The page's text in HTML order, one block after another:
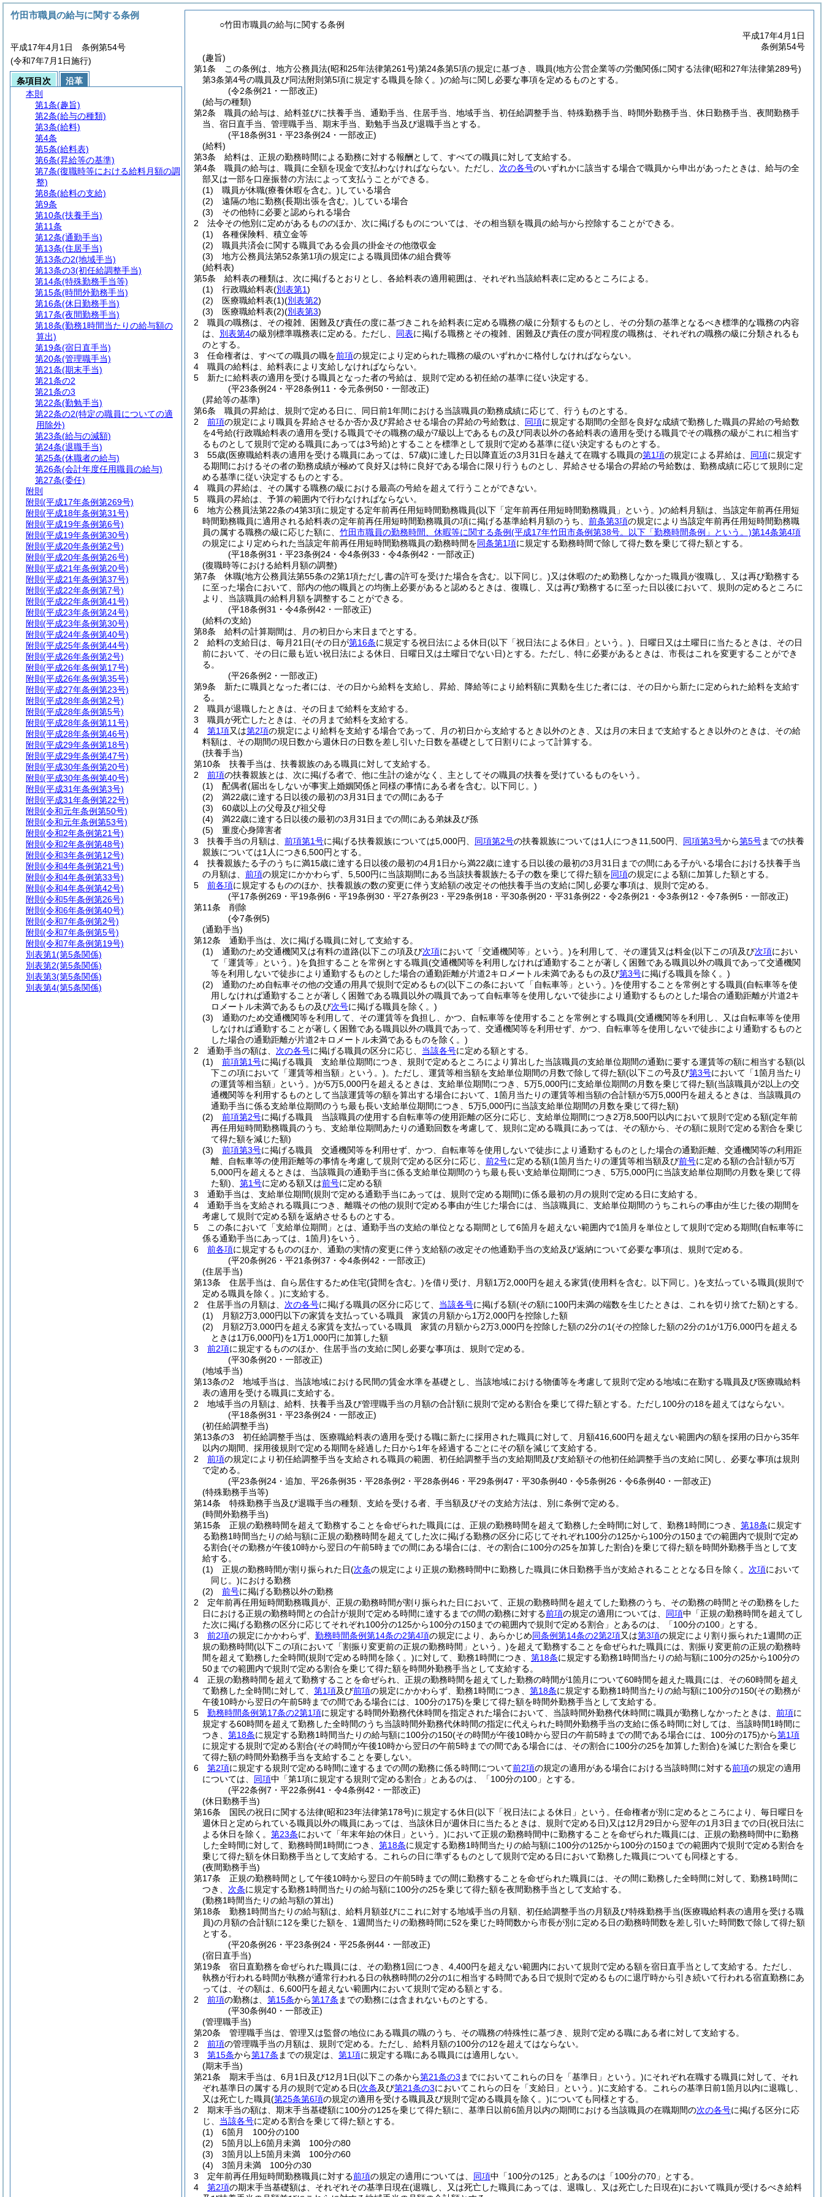
○竹田市職員の給与に関する条例
平成17年4月1日
条例第54号
(趣旨)
第1条
この条例は、地方公務員法(昭和25年法律第261号)第24条第5項の規定に基づき、職員(地方公営企業等の労働関係に関する法律(昭和27年法律第289号)
第3条第4号の職員及び同法附則第5項に規定する職員を除く。)の給与に関し必要な事項を定めるものとする。
(令2条例21・一部改正)
(給与の種類)
第2条
職員の給与は、給料並びに扶養手当、通勤手当、住居手当、地域手当、初任給調整手当、特殊勤務手当、時間外勤務手当、休日勤務手当、夜間勤務手
当、宿日直手当、管理職手当、期末手当、勤勉手当及び退職手当とする。
(平18条例31・平23条例24・一部改正)
(給料)
第3条
給料は、正規の勤務時間による勤務に対する報酬として、すべての職員に対して支給する。
第4条
職員の給与は、職員に全額を現金で支払わなければならない。 ただし、 次の各号のいずれかに該当する場合で職員から申出があったときは、給与の全
部又は一部を口座振替の方法によって支払うことができる。
(1)
職員が休職(療養休暇を含む。) している場合
(2)
遠隔の地に勤務(長期出張を含む。) している場合
(3)
その他特に必要と認められる場合
2
法令その他別に定めがあるもののほか、次に掲げるものについては、その相当額を職員の給与から控除することができる。
(1)
各種保険料、積立金等
(2)
職員共済会に関する職員である会員の掛金その他徴収金
(3)
地方公務員法第52条第1項の規定による職員団体の組合費等
(給料表)
第5条
給料表の種類は、次に掲げるとおりとし、各給料表の適用範囲は、それぞれ当該給料表に定めるところによる。
(1)
行政職給料表(別表第1)
(2)
医療職給料表(1)(別表第2)
(3)
医療職給料表(2)(別表第3)
2
職員の職務は、その複雑、困難及び責任の度に基づきこれを給料表に定める職務の級に分類するものとし、その分類の基準となるべき標準的な職務の内容
は、 別表第4の級別標準職務表に定める。 ただし、 同表に掲げる職務とその複雑、困難及び責任の度が同程度の職務は、それぞれの職務の級に分類されるも
のとする。
3
任命権者は、すべての職員の職を前項の規定により定められた職務の級のいずれかに格付しなければならない。
4
職員の給料は、給料表により支給しなければならない。
5
新たに給料表の適用を受ける職員となった者の号給は、規則で定める初任給の基準に従い決定する。
(平23条例24・平28条例11・令元条例50・一部改正)
(昇給等の基準)
第6条
職員の昇給は、規則で定める日に、同日前1年間における当該職員の勤務成績に応じて、行うものとする。
2
前項の規定により職員を昇給させるか否か及び昇給させる場合の昇給の号給数は、 同項に規定する期間の全部を良好な成績で勤務した職員の昇給の号給数
を4号給(行政職給料表の適用を受ける職員でその職務の級が7級以上であるもの及び同表以外の各給料表の適用を受ける職員でその職務の級がこれに相当す
るものとして規則で定める職員にあっては3号給)とすることを標準として規則で定める基準に従い決定するものとする。
3
55歳(医療職給料表の適用を受ける職員にあっては、57歳)に達した日以降直近の3月31日を越えて在職する職員の第1項の規定による昇給は、 同項に規定す
る期間におけるその者の勤務成績が極めて良好又は特に良好である場合に限り行うものとし、昇給させる場合の昇給の号給数は、勤務成績に応じて規則に定
める基準に従い決定するものとする。
4
職員の昇給は、その属する職務の級における最高の号給を超えて行うことができない。
5
職員の昇給は、予算の範囲内で行わなければならない。
6
地方公務員法第22条の4第3項に規定する定年前再任用短時間勤務職員(以下「定年前再任用短時間勤務職員」という。)の給料月額は、当該定年前再任用短
時間勤務職員に適用される給料表の定年前再任用短時間勤務職員の項に掲げる基準給料月額のうち、 前条第3項の規定により当該定年前再任用短時間勤務職
員の属する職務の級に応じた額に、 竹田市職員の勤務時間、休暇等に関する条例(平成17年竹田市条例第38号。以下「勤務時間条例」という。)第14条第4項
の規定により定められた当該定年前再任用短時間勤務職員の勤務時間を同条第1項に規定する勤務時間で除して得た数を乗じて得た額とする。
(平18条例31・平23条例24・令4条例33・令4条例42・一部改正)
(復職時等における給料月額の調整)
第7条
休職(地方公務員法第55条の2第1項ただし書の許可を受けた場合を含む。以下同じ。)又は休暇のため勤務しなかった職員が復職し、又は再び勤務する
に至った場合において、部内の他の職員との均衡上必要があると認めるときは、復職し、又は再び勤務するに至った日以後において、規則の定めるところに
より、当該職員の給料月額を調整することができる。
(平18条例31・令4条例42・一部改正)
(給料の支給)
第8条
給料の計算期間は、月の初日から末日までとする。
2
給料の支給日は、毎月21日(その日が第16条に規定する祝日法による休日(以下「祝日法による休日」という。) 、日曜日又は土曜日に当たるときは、その日
前において、その日に最も近い祝日法による休日、日曜日又は土曜日でない日)とする。 ただし、特に必要があるときは、市長はこれを変更することができ
る。
(平26条例2・一部改正)
第9条
新たに職員となった者には、その日から給料を支給し、昇給、降給等により給料額に異動を生じた者には、その日から新たに定められた給料を支給す
る。
2
職員が退職したときは、その日まで給料を支給する。
3
職員が死亡したときは、その月まで給料を支給する。
4
第1項又は第2項の規定により給料を支給する場合であって、月の初日から支給するとき以外のとき、又は月の末日まで支給するとき以外のときは、その給
料額は、その期間の現日数から週休日の日数を差し引いた日数を基礎として日割りによって計算する。
(扶養手当)
第10条
扶養手当は、扶養親族のある職員に対して支給する。
2
前項の扶養親族とは、次に掲げる者で、他に生計の途がなく、主としてその職員の扶養を受けているものをいう。
(1)
配偶者(届出をしないが事実上婚姻関係と同様の事情にある者を含む。以下同じ。)
(2)
満22歳に達する日以後の最初の3月31日までの間にある子
(3)
60歳以上の父母及び祖父母
(4)
満22歳に達する日以後の最初の3月31日までの間にある弟妹及び孫
(5)
重度心身障害者
3
扶養手当の月額は、 前項第1号に掲げる扶養親族については5,000円、 同項第2号の扶養親族については1人につき11,500円、 同項第3号から第5号までの扶養
親族については1人につき6,500円とする。
4
扶養親族たる子のうちに満15歳に達する日以後の最初の4月1日から満22歳に達する日以後の最初の3月31日までの間にある子がいる場合における扶養手当
の月額は、 前項の規定にかかわらず、5,500円に当該期間にある当該扶養親族たる子の数を乗じて得た額を同項の規定による額に加算した額とする。
5
前各項に規定するもののほか、扶養親族の数の変更に伴う支給額の改定その他扶養手当の支給に関し必要な事項は、規則で定める。
(平17条例269・平19条例6・平19条例30・平27条例23・平29条例18・平30条例20・平31条例22・令2条例21・令3条例12・令7条例5・一部改正)
第11条
削除
(令7条例5)
(通勤手当)
第12条
通勤手当は、次に掲げる職員に対して支給する。
(1)
通勤のため交通機関又は有料の道路(以下この項及び次項において「交通機関等」という。)を利用して、その運賃又は料金(以下この項及び次項におい
て「運賃等」という。)を負担することを常例とする職員(交通機関等を利用しなければ通勤することが著しく困難である職員以外の職員であって交通機関
等を利用しないで徒歩により通勤するものとした場合の通勤距離が片道2キロメートル未満であるもの及び第3号に掲げる職員を除く。)
(2)
通勤のため自転車その他の交通の用具で規則で定めるもの(以下この条において「自転車等」という。)を使用することを常例とする職員(自転車等を使
用しなければ通勤することが著しく困難である職員以外の職員であって自転車等を使用しないで徒歩により通勤するものとした場合の通勤距離が片道2キ
ロメートル未満であるもの及び次号に掲げる職員を除く。)
(3)
通勤のため交通機関等を利用して、その運賃等を負担し、かつ、自転車等を使用することを常例とする職員(交通機関等を利用し、又は自転車等を使用
しなければ通勤することが著しく困難である職員以外の職員であって、交通機関等を利用せず、かつ、自転車等を使用しないで徒歩により通勤するものと
した場合の通勤距離が片道2キロメートル未満であるものを除く。)
2
通勤手当の額は、 次の各号に掲げる職員の区分に応じ、 当該各号に定める額とする。
(1)
前項第1号に掲げる職員 支給単位期間につき、規則で定めるところにより算出した当該職員の支給単位期間の通勤に要する運賃等の額に相当する額(以
下この項において「運賃等相当額」という。)。 ただし、運賃等相当額を支給単位期間の月数で除して得た額(以下この号及び第3号において「1箇月当たり
の運賃等相当額」という。)が5万5,000円を超えるときは、支給単位期間につき、5万5,000円に支給単位期間の月数を乗じて得た額(当該職員が2以上の交
通機関等を利用するものとして当該運賃等の額を算出する場合において、1箇月当たりの運賃等相当額の合計額が5万5,000円を超えるときは、当該職員の
通勤手当に係る支給単位期間のうち最も長い支給単位期間につき、5万5,000円に当該支給単位期間の月数を乗じて得た額)
(2)
前項第2号に掲げる職員 当該職員の使用する自転車等の使用距離の区分に応じ、支給単位期間につき2万8,500円以内において規則で定める額(定年前
再任用短時間勤務職員のうち、支給単位期間あたりの通勤回数を考慮して、規則に定める職員にあっては、その額から、その額に規則で定める割合を乗じ
て得た額を減じた額)
(3)
前項第3号に掲げる職員 交通機関等を利用せず、かつ、自転車等を使用しないで徒歩により通勤するものとした場合の通勤距離、交通機関等の利用距
離、自転車等の使用距離等の事情を考慮して規則で定める区分に応じ、 前2号に定める額(1箇月当たりの運賃等相当額及び前号に定める額の合計額が5万
5,000円を超えるときは、当該職員の通勤手当に係る支給単位期間のうち最も長い支給単位期間につき、5万5,000円に当該支給単位期間の月数を乗じて得
た額)
第1号に定める額又は前号に定める額
3
通勤手当は、支給単位期間(規則で定める通勤手当にあっては、規則で定める期間)に係る最初の月の規則で定める日に支給する。
4
通勤手当を支給される職員につき、離職その他の規則で定める事由が生じた場合には、当該職員に、支給単位期間のうちこれらの事由が生じた後の期間を
考慮して規則で定める額を返納させるものとする。
5
この条において「支給単位期間」とは、通勤手当の支給の単位となる期間として6箇月を超えない範囲内で1箇月を単位として規則で定める期間(自転車等に
係る通勤手当にあっては、1箇月)をいう。
6
前各項に規定するもののほか、通勤の実情の変更に伴う支給額の改定その他通勤手当の支給及び返納について必要な事項は、規則で定める。
(平20条例26・平21条例37・令4条例42・一部改正)
(住居手当)
第13条
住居手当は、自ら居住するため住宅(貸間を含む。)を借り受け、月額1万2,000円を超える家賃(使用料を含む。以下同じ。)を支払っている職員(規則で
定める職員を除く。)に支給する。
2
住居手当の月額は、 次の各号に掲げる職員の区分に応じて、 当該各号に掲げる額(その額に100円未満の端数を生じたときは、これを切り捨てた額)とする。
(1)
月額2万3,000円以下の家賃を支払っている職員 家賃の月額から1万2,000円を控除した額
(2)
月額2万3,000円を超える家賃を支払っている職員 家賃の月額から2万3,000円を控除した額の2分の1(その控除した額の2分の1が1万6,000円を超える
ときは1万6,000円)を1万1,000円に加算した額
3
前2項に規定するもののほか、住居手当の支給に関し必要な事項は、規則で定める。
(平30条例20・一部改正)
(地域手当)
第13条の2
地域手当は、当該地域における民間の賃金水準を基礎とし、当該地域における物価等を考慮して規則で定める地域に在勤する職員及び医療職給料
表の適用を受ける職員に支給する。
2
地域手当の月額は、給料、扶養手当及び管理職手当の月額の合計額に規則で定める割合を乗じて得た額とする。 ただし100分の18を超えてはならない。
(平18条例31・平23条例24・一部改正)
(初任給調整手当)
第13条の3
初任給調整手当は、医療職給料表の適用を受ける職に新たに採用された職員に対して、月額416,600円を超えない範囲内の額を採用の日から35年
以内の期間、採用後規則で定める期間を経過した日から1年を経過するごとにその額を減じて支給する。
2
前項の規定により初任給調整手当を支給される職員の範囲、初任給調整手当の支給期間及び支給額その他初任給調整手当の支給に関し、必要な事項は規則
で定める。
(平23条例24・追加、平26条例35・平28条例2・平28条例46・平29条例47・平30条例40・令5条例26・令6条例40・一部改正)
(特殊勤務手当等)
第14条
特殊勤務手当及び退職手当の種類、支給を受ける者、手当額及びその支給方法は、別に条例で定める。
(時間外勤務手当)
第15条
正規の勤務時間を超えて勤務することを命ぜられた職員には、正規の勤務時間を超えて勤務した全時間に対して、勤務1時間につき、 第18条に規定す
る勤務1時間当たりの給与額に正規の勤務時間を超えてした次に掲げる勤務の区分に応じてそれぞれ100分の125から100分の150までの範囲内で規則で定め
る割合(その勤務が午後10時から翌日の午前5時までの間にある場合には、その割合に100分の25を加算した割合)を乗じて得た額を時間外勤務手当として支
給する。
(1)
正規の勤務時間が割り振られた日(次条の規定により正規の勤務時間中に勤務した職員に休日勤務手当が支給されることとなる日を除く。 次項において
同じ。)における勤務
(2)
前号に掲げる勤務以外の勤務
2
定年前再任用短時間勤務職員が、正規の勤務時間が割り振られた日において、正規の勤務時間を超えてした勤務のうち、その勤務の時間とその勤務をした
日における正規の勤務時間との合計が規則で定める時間に達するまでの間の勤務に対する前項の規定の適用については、 同項中「正規の勤務時間を超えてし
た次に掲げる勤務の区分に応じてそれぞれ100分の125から100分の150までの範囲内で規則で定める割合」とあるのは、「100分の100」とする。
3
前2項の規定にかかわらず、 勤務時間条例第14条の2第4項の規定により、あらかじめ同条例第14条の2第2項又は第3項の規定により割り振られた1週間の正
規の勤務時間(以下この項において「割振り変更前の正規の勤務時間」という。)を超えて勤務することを命ぜられた職員には、割振り変更前の正規の勤務時
間を超えて勤務した全時間(規則で定める時間を除く。)に対して、勤務1時間につき、 第18条に規定する勤務1時間当たりの給与額に100分の25から100分の
50までの範囲内で規則で定める割合を乗じて得た額を時間外勤務手当として支給する。
4
正規の勤務時間を超えて勤務することを命ぜられ、正規の勤務時間を超えてした勤務の時間が1箇月について60時間を超えた職員には、その60時間を超え
て勤務した全時間に対して、 第1項及び前項の規定にかかわらず、勤務1時間につき、 第18条に規定する勤務1時間当たりの給与額に100分の150(その勤務が
午後10時から翌日の午前5時までの間である場合には、100分の175)を乗じて得た額を時間外勤務手当として支給する。
5
勤務時間条例第17条の2第1項に規定する時間外勤務代休時間を指定された場合において、当該時間外勤務代休時間に職員が勤務しなかったときは、 前項に
規定する60時間を超えて勤務した全時間のうち当該時間外勤務代休時間の指定に代えられた時間外勤務手当の支給に係る時間に対しては、当該時間1時間に
つき、 第18条に規定する勤務1時間当たりの給与額に100分の150(その時間が午後10時から翌日の午前5時までの間である場合には、100分の175)から第1項
に規定する規則で定める割合(その時間が午後10時から翌日の午前5時までの間である場合には、その割合に100分の25を加算した割合)を減じた割合を乗じ
て得た額の時間外勤務手当を支給することを要しない。
6
第2項に規定する規則で定める時間に達するまでの間の勤務に係る時間について前2項の規定の適用がある場合における当該時間に対する前項の規定の適用
については、 同項中「第1項に規定する規則で定める割合」とあるのは、「100分の100」とする。
(平22条例7・平22条例41・令4条例42・一部改正)
(休日勤務手当)
第16条
国民の祝日に関する法律(昭和23年法律第178号)に規定する休日(以下「祝日法による休日」という。任命権者が別に定めるところにより、毎日曜日を
週休日と定められている職員以外の職員にあっては、当該休日が週休日に当たるときは、規則で定める日)又は12月29日から翌年の1月3日までの日(祝日法に
よる休日を除く。 第23条において「年末年始の休日」という。)において正規の勤務時間中に勤務することを命ぜられた職員には、正規の勤務時間中に勤務
した全時間に対して、勤務時間1時間につき、 第18条に規定する勤務1時間当たりの給与額に100分の125から100分の150までの範囲内で規則で定める割合を
乗じて得た額を休日勤務手当として支給する。
これらの日に準ずるものとして規則で定める日において勤務した職員についても同様とする。
(夜間勤務手当)
第17条
正規の勤務時間として午後10時から翌日の午前5時までの間に勤務することを命ぜられた職員には、その間に勤務した全時間に対して、勤務1時間に
つき、 次条に規定する勤務1時間当たりの給与額に100分の25を乗じて得た額を夜間勤務手当として支給する。
(勤務1時間当たりの給与額の算出)
第18条
勤務1時間当たりの給与額は、給料月額並びにこれに対する地域手当の月額、初任給調整手当の月額及び特殊勤務手当(医療職給料表の適用を受ける職
員)の月額の合計額に12を乗じた額を、1週間当たりの勤務時間に52を乗じた時間数から市長が別に定める日の勤務時間数を差し引いた時間数で除して得た額
とする。
(平20条例26・平23条例24・平25条例44・一部改正)
(宿日直手当)
第19条
宿日直勤務を命ぜられた職員には、その勤務1回につき、4,400円を超えない範囲内において規則で定める額を宿日直手当として支給する。 ただし、
執務が行われる時間が執務が通常行われる日の執務時間の2分の1に相当する時間である日で規則で定めるものに退庁時から引き続いて行われる宿直勤務にあ
っては、その額は、6,600円を超えない範囲内において規則で定める額とする。
2
前項の勤務は、 第15条から第17条 までの勤務には含まれないものとする。
(平30条例40・一部改正)
(管理職手当)
第20条
管理職手当は、管理又は監督の地位にある職員の職のうち、その職務の特殊性に基づき、規則で定める職にある者に対して支給する。
2
前項の管理職手当の月額は、規則で定める。 ただし、給料月額の100分の12を超えてはならない。
3
第15条から第17条 までの規定は、 第1項に規定する職にある職員には適用しない。
(期末手当)
第21条
期末手当は、6月1日及び12月1日(以下この条から第21条の3 までにおいてこれらの日を「基準日」という。)にそれぞれ在職する職員に対して、それ
ぞれ基準日の属する月の規則で定める日(次条及び第21条の3においてこれらの日を「支給日」という。)に支給する。
これらの基準日前1箇月以内に退職し、
又は死亡した職員(第25条第6項の規定の適用を受ける職員及び規則で定める職員を除く。)についても同様とする。
2
期末手当の額は、期末手当基礎額に100分の125を乗じて得た額に、基準日以前6箇月以内の期間における当該職員の在職期間の次の各号に掲げる区分に応
じ、 当該各号に定める割合を乗じて得た額とする。
(1)
6箇月 100分の100
(2)
5箇月以上6箇月未満 100分の80
(3)
3箇月以上5箇月未満 100分の60
(4)
3箇月未満 100分の30
3
定年前再任用短時間勤務職員に対する前項の規定の適用については、 同項中「100分の125」とあるのは「100分の70」とする。
4
第2項の期末手当基礎額は、それぞれその基準日現在(退職し、又は死亡した職員にあっては、退職し、又は死亡した日現在)において職員が受けるべき給料
竹田市職員の給与に関する条例
平成17年4月1日 条例第54号
(令和7年7月1日施行)
条項目次
沿革
本則
第1条(趣旨)
第2条(給与の種類)
第3条(給料)
第4条
第5条(給料表)
第6条(昇給等の基準)
第7条(復職時等における給料月額の調
整)
第8条(給料の支給)
第9条
第10条(扶養手当)
第11条
第12条(通勤手当)
第13条(住居手当)
第13条の2(地域手当)
第13条の3(初任給調整手当)
第14条(特殊勤務手当等)
第15条(時間外勤務手当)
第16条(休日勤務手当)
第17条(夜間勤務手当)
第18条(勤務1時間当たりの給与額の
算出)
第19条(宿日直手当)
第20条(管理職手当)
第21条(期末手当)
第21条の2
第21条の3
第22条(勤勉手当)
第22条の2(特定の職員についての適
用除外)
第23条(給与の減額)
第24条(退職手当)
第25条(休職者の給与)
第26条(会計年度任用職員の給与)
第27条(委任)
附則
附則 (平成17年条例第269号)
附則 (平成18年条例第31号)
附則 (平成19年条例第6号)
附則 (平成19年条例第30号)
附則 (平成20年条例第2号)
附則 (平成20年条例第26号)
附則 (平成21年条例第20号)
附則 (平成21年条例第37号)
附則 (平成22年条例第7号)
附則 (平成22年条例第41号)
附則 (平成23年条例第24号)
附則 (平成23年条例第30号)
附則 (平成24年条例第40号)
附則 (平成25年条例第44号)
附則 (平成26年条例第2号)
附則 (平成26年条例第17号)
附則 (平成26年条例第35号)
附則 (平成27年条例第23号)
附則 (平成28年条例第2号)
附則 (平成28年条例第5号)
附則 (平成28年条例第11号)
附則 (平成28年条例第46号)
附則 (平成29年条例第18号)
附則 (平成29年条例第47号)
附則 (平成30年条例第20号)
附則 (平成30年条例第40号)
附則 (平成31年条例第3号)
附則 (平成31年条例第22号)
附則 (令和元年条例第50号)
附則 (令和元年条例第53号)
附則 (令和2年条例第21号)
附則 (令和2年条例第48号)
附則 (令和3年条例第12号)
附則 (令和4年条例第21号)
附則 (令和4年条例第33号)
附則 (令和4年条例第42号)
附則 (令和5年条例第26号)
附則 (令和6年条例第40号)
附則 (令和7年条例第2号)
附則 (令和7年条例第5号)
附則 (令和7年条例第19号)
別表第1(第5条関係)
別表第2(第5条関係)
別表第3(第5条関係)
別表第4(第5条関係)